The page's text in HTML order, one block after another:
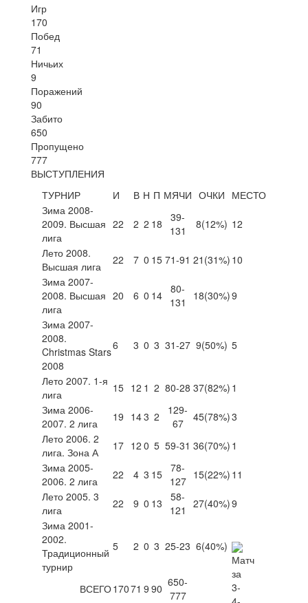
Игр
170
Побед
71
Ничьих
9
Поражений
90
Забито
650
Пропущено
777
ВЫСТУПЛЕНИЯ
ТУРНИР
И В Н П МЯЧИ ОЧКИ МЕСТО
Зима 2008-
2009. Высшая
лига
22 2 2 18
39-
131
8(12%) 12
Лето 2008.
Высшая лига
22 7 0 15 71-91 21 (31%) 10
Зима 2007-
2008. Высшая
лига
20 6 0 14 80-
131
18(30%)9
Зима 2007-
2008.
Christmas Stars
2008
6 3 0 3 31-27 9(50%) 5
Лето 2007. 1-я
лига
15 12 1 2 80-28 37(82%) 1
Зима 2006-
2007. 2 лига
19 143 2
129-
67
45(78%)3
Лето 2006. 2
лига. Зона А
17 12 0 5 59-31 36(70%) 1
Зима 2005-
2006. 2 лига
22 4 3 15 78-
127 15(22%) 11
Лето 2005. 3
лига
22 9 0 13
58-
121
27(40%)9
Зима 2001-
2002.
Традиционный
турнир
5 2 0 3 25-23 6(40%)
ВСЕГО17071 9 90 650-
777